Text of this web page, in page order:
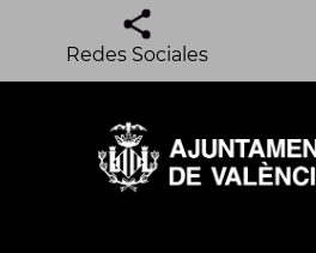
Redes Sociales